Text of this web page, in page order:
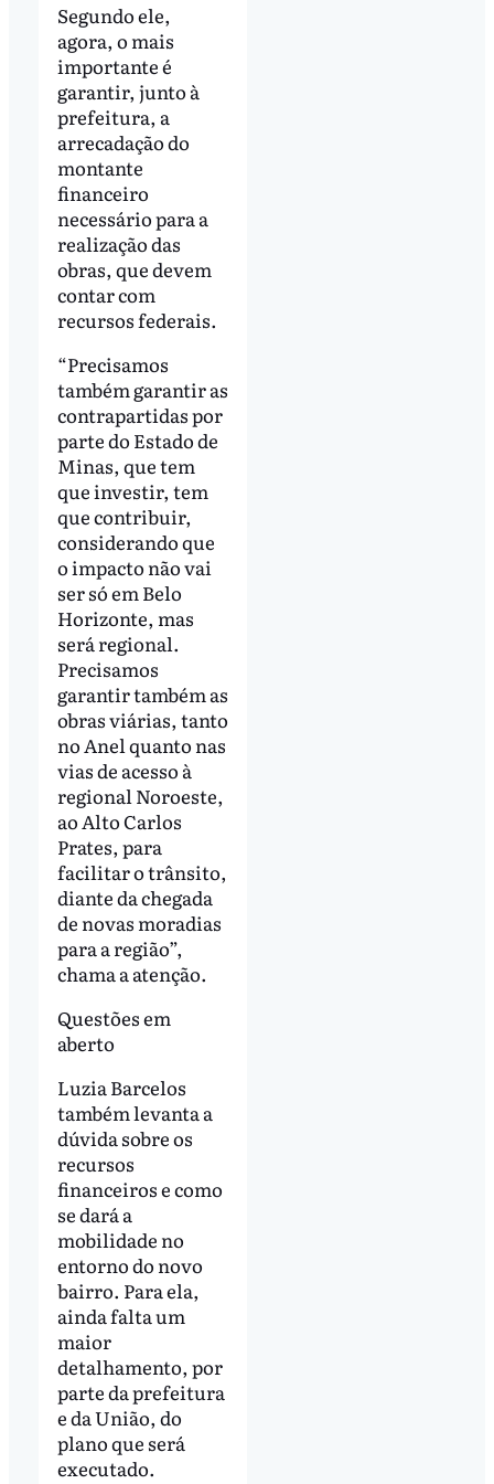
Segundo ele,
agora, o mais
importante é
garantir, junto à
prefeitura, a
arrecadação do
montante
financeiro
necessário para a
realização das
obras, que devem
contar com
recursos federais.
“Precisamos
também garantir as
contrapartidas por
parte do Estado de
Minas, que tem
que investir, tem
que contribuir,
considerando que
o impacto não vai
ser só em Belo
Horizonte, mas
será regional.
Precisamos
garantir também as
obras viárias, tanto
no Anel quanto nas
vias de acesso à
regional Noroeste,
ao Alto Carlos
Prates, para
facilitar o trânsito,
diante da chegada
de novas moradias
para a região”,
chama a atenção.
Questões em
aberto
Luzia Barcelos
também levanta a
dúvida sobre os
recursos
financeiros e como
se dará a
mobilidade no
entorno do novo
bairro. Para ela,
ainda falta um
maior
detalhamento, por
parte da prefeitura
e da União, do
plano que será
executado.